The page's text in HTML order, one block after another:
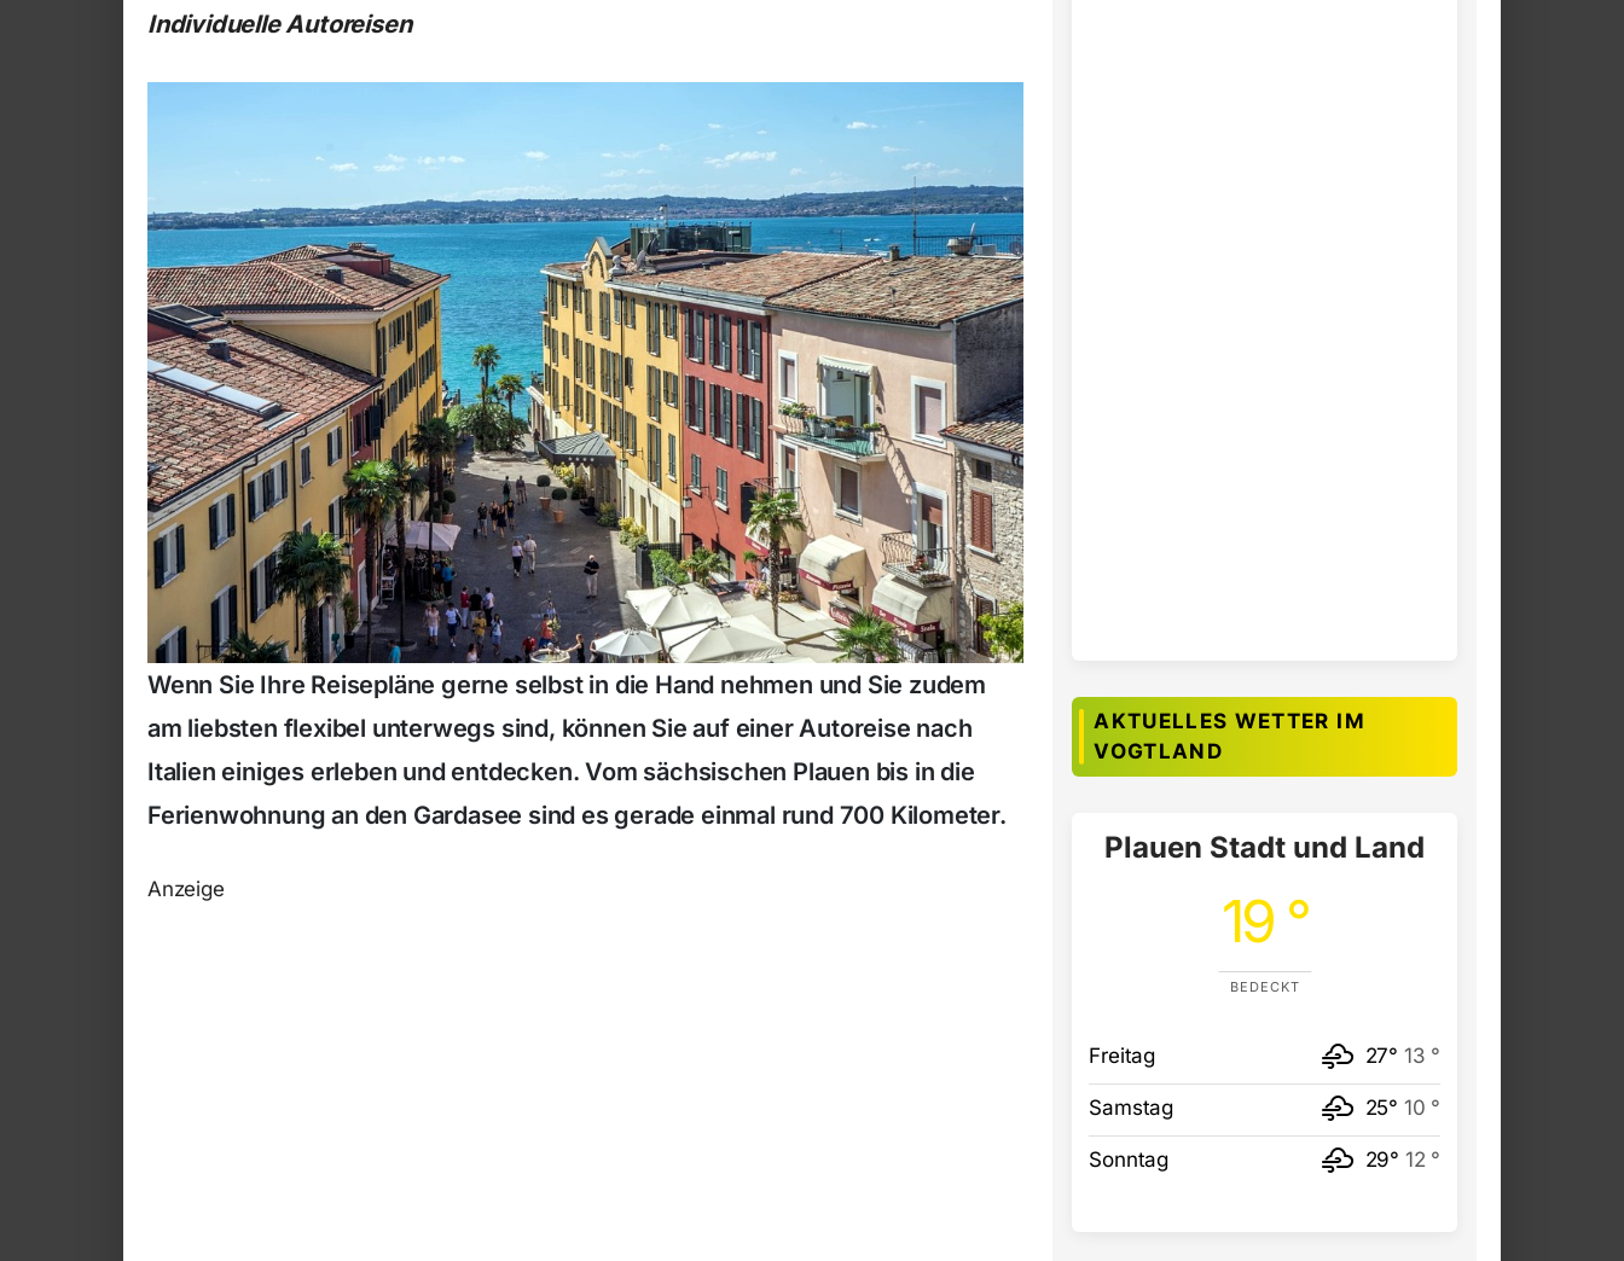
Individuelle Autoreisen
Wenn Sie Ihre Reisepläne gerne selbst in die Hand nehmen und Sie zudem
am liebsten flexibel unterwegs sind, können Sie auf einer Autoreise nach
Italien einiges erleben und entdecken. Vom sächsischen Plauen bis in die
Ferienwohnung an den Gardasee sind es gerade einmal rund 700 Kilometer.
Anzeige
AKTUELLES WETTER IM
VOGTLAND
Plauen Stadt und Land
19 °
BEDECKT
Freitag 27° 13 °
Samstag 25° 10 °
Sonntag 29° 12 °